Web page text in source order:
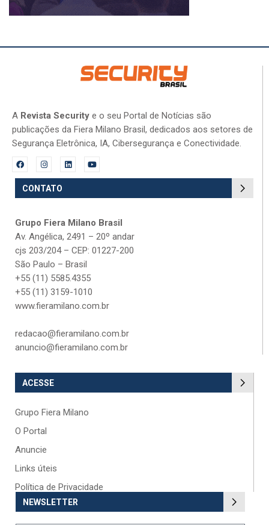
A Revista Security e o seu Portal de Notícias são
publicações da Fiera Milano Brasil, dedicados aos setores de
Segurança Eletrônica, IA, Cibersegurança e Conectividade.
CONTATO
Grupo Fiera Milano Brasil
Av. Angélica, 2491 – 20º andar
cjs 203/204 – CEP: 01227-200
São Paulo – Brasil
+55 (11) 5585.4355
+55 (11) 3159-1010
www.fieramilano.com.br
redacao@fieramilano.com.br
anuncio@fieramilano.com.br
ACESSE
Grupo Fiera Milano
O Portal
Anuncie
Links úteis
Política de Privacidade
NEWSLETTER